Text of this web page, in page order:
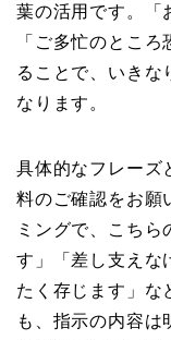
葉の活用です。「
「ご多忙のとこ
ることで、いきな
なります。
具体的なフレーズ
料のご確認をお願
ミングで、こち
す」「差し支えな
たく存じます」な
も、指示の内容は